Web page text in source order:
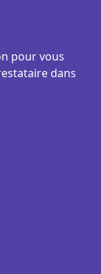
pour vous
dans